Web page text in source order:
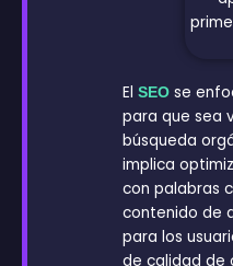
ElSEO se
para que sea
búsqueda
implica
con palabras
contenido de
para los
de calidad de